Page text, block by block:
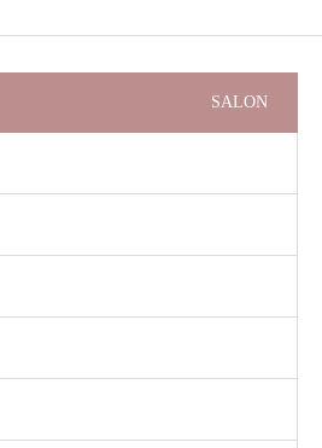
SALON